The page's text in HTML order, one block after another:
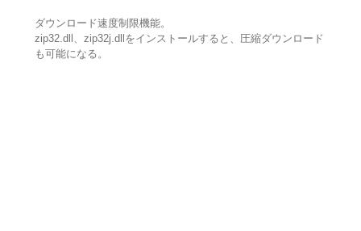
ダウンロード速度制限機能。
zip32.dll、zip32j.dllをインストールすると、圧縮ダウンロード
も可能になる。